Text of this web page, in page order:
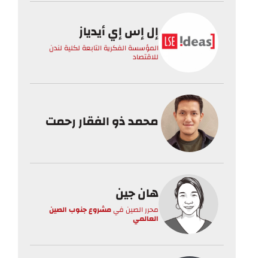
إل إس إي أيدياز
المؤسسة الفكرية التابعة لكلية لندن
للاقتصاد
محمد ذو الفقار رحمت
هان جين
محرر الصينفيمشروع جنوب الصين
العالمي